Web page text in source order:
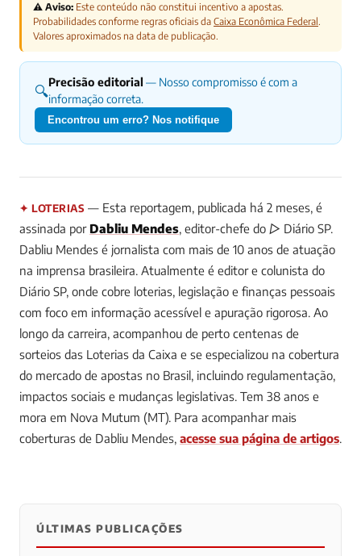
⚠️ Aviso: Este conteúdo não constitui incentivo a apostas.
Probabilidades conforme regras oficiais da Caixa Econômica Federal.
Valores aproximados na data de publicação.
🔍Precisão editorial — Nosso compromisso é com a
informação correta.
Encontrou um erro? Nos notifique
✦ LOTERIAS — Esta reportagem, publicada há 2 meses, é
assinada por Dabliu Mendes, editor-chefe do ▷ Diário SP.
Dabliu Mendes é jornalista com mais de 10 anos de atuação
na imprensa brasileira. Atualmente é editor e colunista do
Diário SP, onde cobre loterias, legislação e finanças pessoais
com foco em informação acessível e apuração rigorosa. Ao
longo da carreira, acompanhou de perto centenas de
sorteios das Loterias da Caixa e se especializou na cobertura
do mercado de apostas no Brasil, incluindo regulamentação,
impactos sociais e mudanças legislativas. Tem 38 anos e
mora em Nova Mutum (MT). Para acompanhar mais
coberturas de Dabliu Mendes, acesse sua página de artigos.
0 0 0
ÚLTIMAS PUBLICAÇÕES